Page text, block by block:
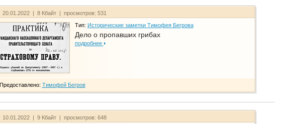
20.01.2022 | 8 Кбайт | просмотров: 531
Тип: Исторические заметки Тимофея Бегрова
Дело о пропавших грибах
подробнее
Предоставлено: Тимофей Бегров
10.01.2022 | 9 Кбайт | просмотров: 648